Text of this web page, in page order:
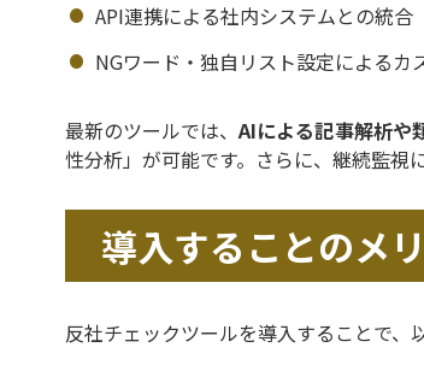
API連携による社内システムとの統合
NGワード・独自リスト設定によるカ
最新のツールでは、AIによる記事解析や
性分析」が可能です。さらに、継続監視
導入することのメ
反社チェックツールを導入することで、